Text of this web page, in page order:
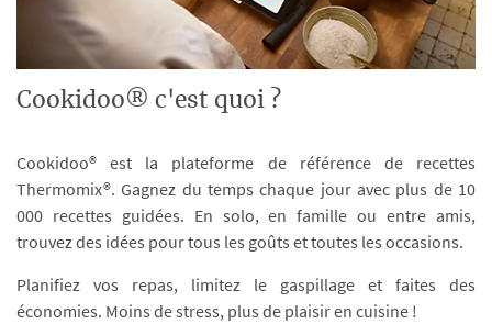
Cookidoo® c'est quoi ?
Cookidoo® est la plateforme de référence de recettes
Thermomix®. Gagnez du temps chaque jour avec plus de 10
000 recettes guidées. En solo, en famille ou entre amis,
trouvez des idées pour tous les goûts et toutes les occasions.
Planifiez vos repas, limitez le gaspillage et faites des
économies. Moins de stress, plus de plaisir en cuisine !